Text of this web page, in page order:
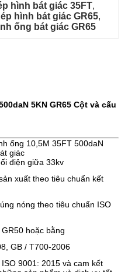
hình bát giác 35FT,
hình bát giác GR65,
ống bát giác GR65
5KN GR65 Cột và cấu
ống 10,5M 35FT 500daN
giác
điện giữa 33kv
xuất theo tiêu chuẩn kết
nóng theo tiêu chuẩn ISO
hoặc bằng
GB / T700-2006
9001: 2015 và cam kết